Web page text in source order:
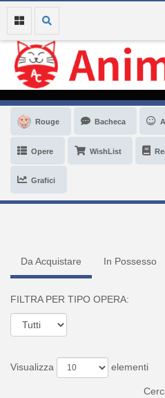
Rouge Bacheca
Opere WishList
Grafici
Da Acquistare In Possesso
FILTRA PER TIPO OPERA:
Visualizza elementi